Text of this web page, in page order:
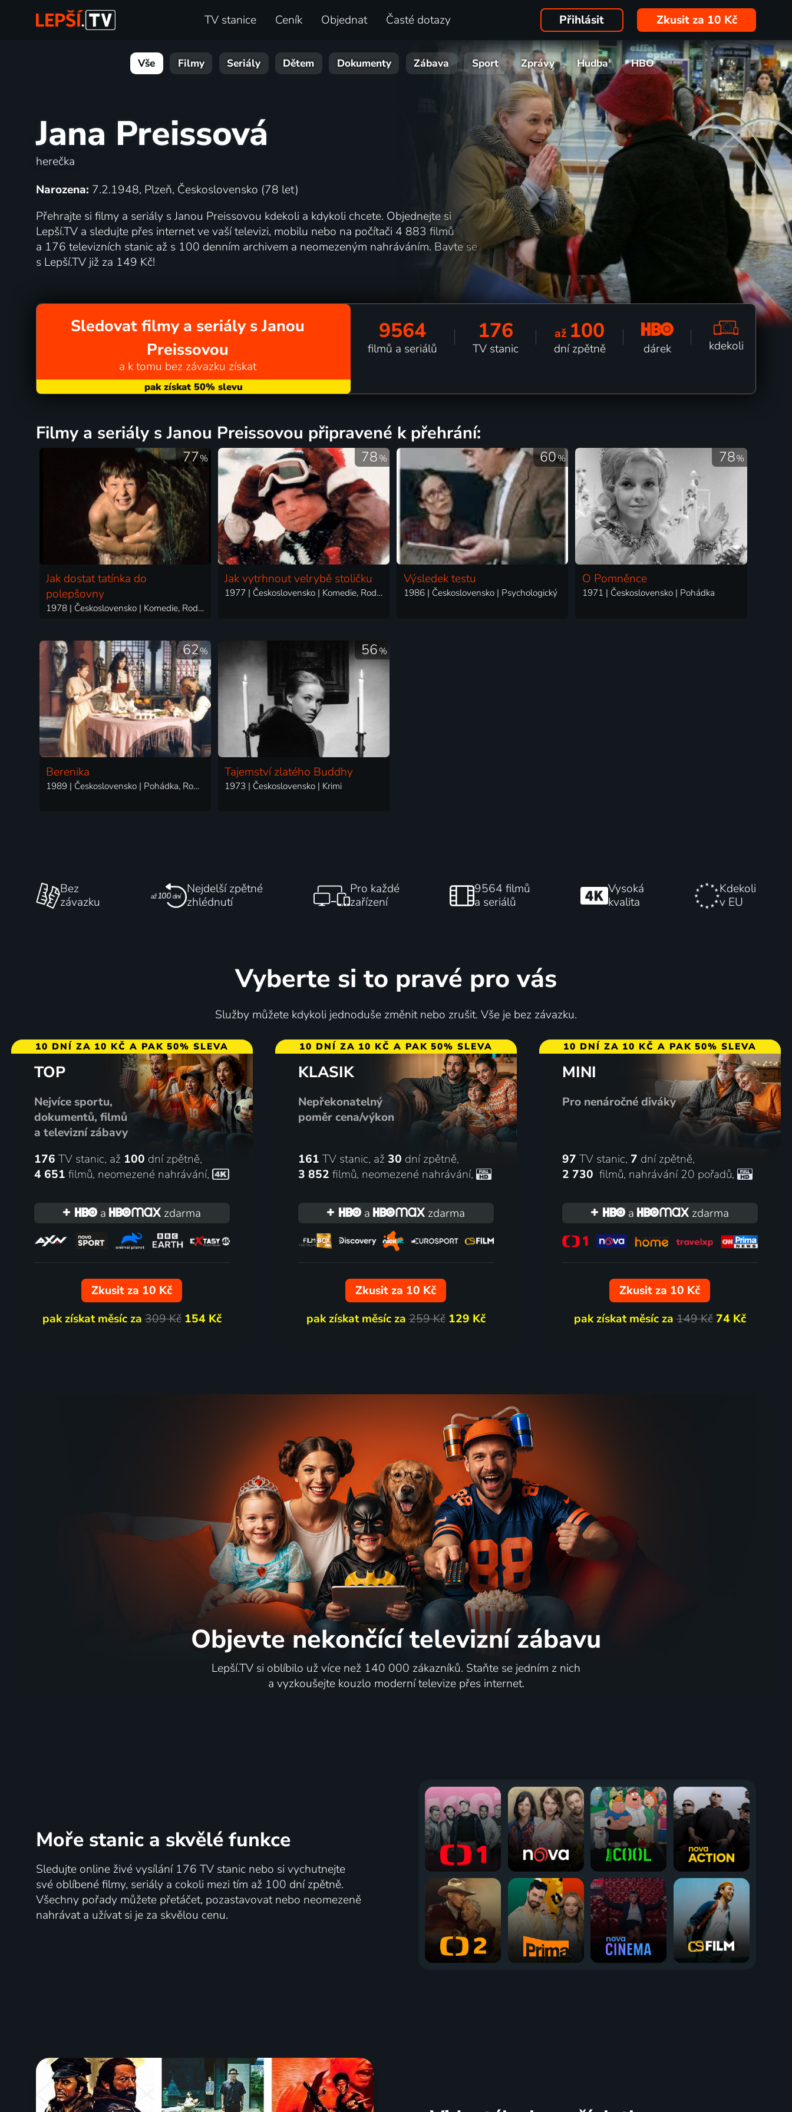
TV stanice Ceník Objednat Časté dotazy Přihlásit Zkusit za 10 Kč
Vše Filmy Seriály Dětem Dokumenty Zábava Sport Zprávy Hudba HBO
Jana Preissová
herečka
Narozena: 7.2.1948, Plzeň, Československo (78 let)
Přehrajte si filmy a seriály s Janou Preissovou kdekoli a kdykoli chcete. Objednejte si
Lepší.TV a sledujte přes internet ve vaší televizi, mobilu nebo na počítači 4 883 filmů
a 176 televizních stanic až s 100 denním archivem a neomezeným nahráváním. Bavte se
s Lepší.TV již za 149 Kč!
Sledovat filmy a seriály s Janou
Preissovou
a k tomu bez závazku získat
9564
filmů a seriálů
176
TV stanic
až 100
dní zpětně dárek kdekoli
filmy a seriály s Janou Preissovou připravené k přehrání:
77%
Jak dostat tatínka do
polepšovny
1978 | Československo | Komedie, Rodinný
78%
Jak vytrhnout velrybě stoličku
1977 | Československo | Komedie, Rodinný
60%
Výsledek testu
1986 | Československo | Psychologický
78%
O Pomněnce
1971 | Československo | Pohádka
62%
Berenika
1989 | Československo | Pohádka, Romantický
56%
Tajemství zlatého Buddhy
1973 | Československo | Krimi
Bez
závazku
Nejdelší zpětné
zhlédnutí
Pro každé
zařízení
9564 filmů
a seriálů
Vysoká
kvalita
Kdekoli
v EU
Vyberte si to pravé pro vás
Služby můžete kdykoli jednoduše změnit nebo zrušit. Vše je bez závazku.
10 DNÍ ZA 10 KČ A PAK 50% SLEVA
TOP
Nejvíce sportu,
dokumentů, filmů
a televizní zábavy
176 TV stanic, až 100 dní zpětně,
4 651 filmů, neomezené nahrávání,
a zdarma
Zkusit za 10 Kč
pak získat měsíc za309 Kč 154 Kč
10 DNÍ ZA 10 KČ A PAK 50% SLEVA
KLASIK
Nepřekonatelný
poměr cena/výkon
161 TV stanic, až 30 dní zpětně,
3 852 filmů, neomezené nahrávání,
a zdarma
Zkusit za 10 Kč
pak získat měsíc za259 Kč 129 Kč
10 DNÍ ZA 10 KČ A PAK 50% SLEVA
MINI
Pro nenáročné diváky
97 TV stanic, 7 dní zpětně,
2 730 filmů, nahrávání 20 pořadů,
a zdarma
Zkusit za 10 Kč
pak získat měsíc za149 Kč 74 Kč
Objevte nekončící televizní zábavu
Lepší.TV si oblíbilo už více než 140 000 zákazníků. Staňte se jedním z nich
a vyzkoušejte kouzlo moderní televize přes internet.
Moře stanic a skvělé funkce
Sledujte online živé vysílání 176 TV stanic nebo si vychutnejte
své oblíbené filmy, seriály a cokoli mezi tím až 100 dní zpětně.
Všechny pořady můžete přetáčet, pozastavovat nebo neomezeně
nahrávat a užívat si je za skvělou cenu.